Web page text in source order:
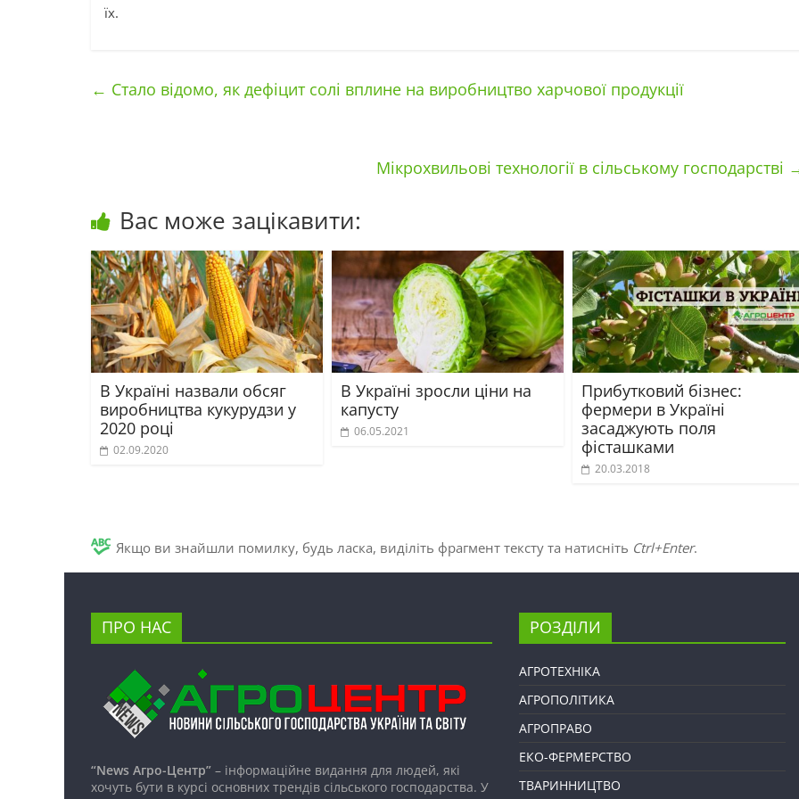
їх.
← Стало відомо, як дефіцит солі вплине на виробництво харчової продукції
Мікрохвильові технології в сільському господарстві
Вас може зацікавити:
В Україні назвали обсяг
виробництва кукурудзи у
2020 році
02.09.2020
В Україні зросли ціни на
капусту
06.05.2021
Прибутковий бізнес:
фермери в Україні
засаджують поля
фісташками
20.03.2018
Якщо ви знайшли помилку, будь ласка, виділіть фрагмент тексту та натисніть Ctrl+Enter.
ПРО НАС
“News Агро-Центр” – інформаційне видання для людей, які
хочуть бути в курсі основних трендів сільського господарства. У
РОЗДІЛИ
АГРОТЕХНІКА
АГРОПОЛІТИКА
АГРОПРАВО
ЕКО-ФЕРМЕРСТВО
ТВАРИННИЦТВО